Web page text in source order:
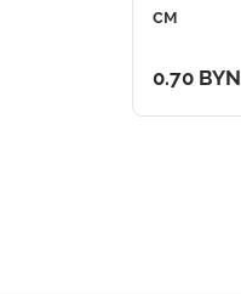
см
0.70 BYN